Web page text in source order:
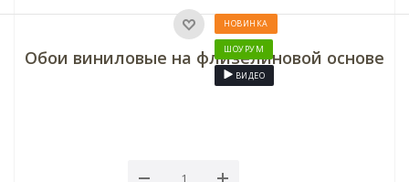
НОВИНКА
ШОУРУМ
ВИДЕО
Обои виниловые на флизелиновой основе